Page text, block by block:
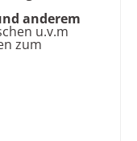
anderem
u.v.m
zum